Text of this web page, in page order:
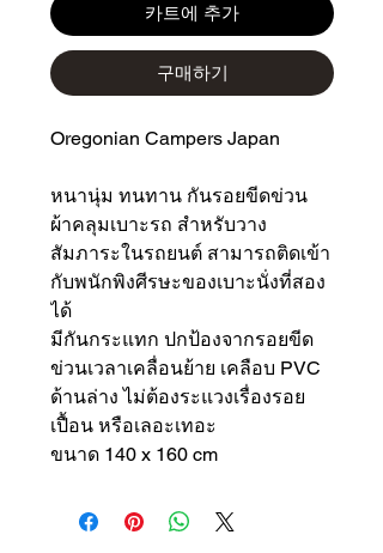
카트에 추가
구매하기
Oregonian Campers Japan
หนานุ่ม ทนทาน กันรอยขีดข่วน
ผ้าคลุมเบาะรถ สําหรับวาง
สัมภาระในรถยนต์ สามารถติดเข้า
กับพนักพิงศีรษะของเบาะนั่งที่สอง
ได้
มีกันกระแทก ปกป้องจากรอยขีด
ข่วนเวลาเคลื่อนย้าย เคลือบ PVC
ด้านล่าง ไม่ต้องระแวงเรื่องรอย
เปื้อน หรือเลอะเทอะ
ขนาด 140 x 160 cm